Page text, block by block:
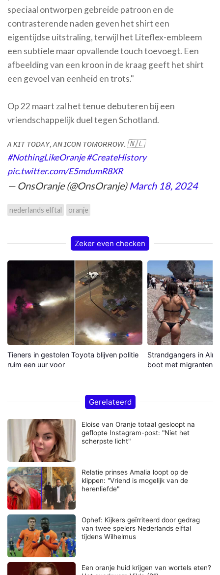
speciaal ontworpen gebreide patroon en de
contrasterende naden geven het shirt een
eigentijdse uitstraling, terwijl het Liteflex-embleem
een subtiele maar opvallende touch toevoegt. Een
afbeelding van een kroon in de kraag geeft het shirt
een gevoel van eenheid en trots."
Op 22 maart zal het tenue debuteren bij een
vriendschappelijk duel tegen Schotland.
ᴀ ᴋɪᴛ ᴛᴏᴅᴀʏ, ᴀɴ ɪᴄᴏɴ ᴛᴏᴍᴏʀʀᴏᴡ. 🇳🇱
#NothingLikeOranje#CreateHistory
pic.twitter.com/E5mdumR8XR
— OnsOranje (@OnsOranje) March 18, 2024
nederlands elftal oranje
Zeker even checken
Tieners in gestolen Toyota blijven politie
ruim een uur voor
Strandgangers in
boot met migranten
Gerelateerd
Eloise van Oranje totaal gesloopt na
geflopte Instagram-post: "Niet het
scherpste licht"
Relatie prinses Amalia loopt op de
klippen: "Vriend is mogelijk van de
herenliefde"
Ophef: Kijkers geïrriteerd door gedrag
van twee spelers Nederlands elftal
tijdens Wilhelmus
Een oranje huid krijgen van wortels eten?